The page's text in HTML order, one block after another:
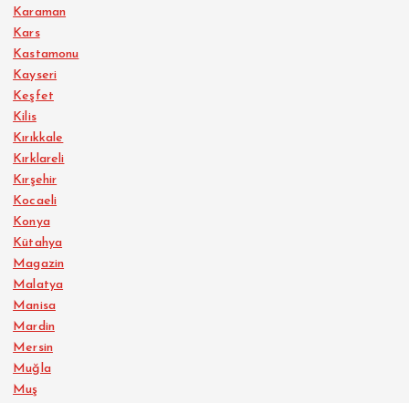
Karaman
Kars
Kastamonu
Kayseri
Keşfet
Kilis
Kırıkkale
Kırklareli
Kırşehir
Kocaeli
Konya
Kütahya
Magazin
Malatya
Manisa
Mardin
Mersin
Muğla
Muş